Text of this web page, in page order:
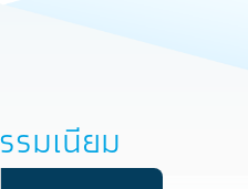
รมเนียม